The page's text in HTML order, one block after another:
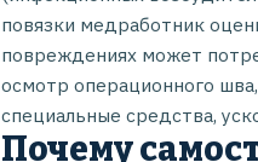
повязки медработник
повреждениях может
осмотр операционного
специальные средства,
Почему